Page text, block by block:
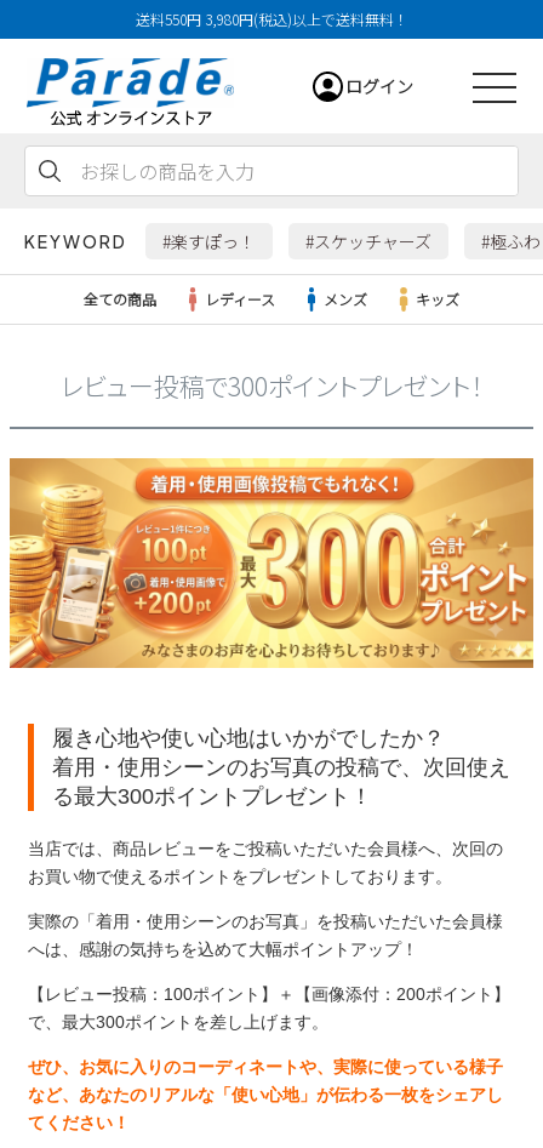
送料550円 3,980円(税込)以上で送料無料！
ログイン
KEYWORD #楽すぽっ！ #スケッチャーズ #極ふ
レディース
すべての商品
サンダル
レインシューズ
パンプス
スニーカー
ローファー
カジュアルシューズ
ワークシューズ
ウェア
Parade
メンズ
すべての商品
サンダル
スニーカー
ローファー
カジュアルシューズ
ワークシューズ
ブーツ
ウェア
キッズ
すべての商品
レインシューズ
スニーカー
フォーマル
ブーツ
Parade
NEW
すべての商品
レディース新入荷
メンズ新入荷
キッズ新入荷
SALE
すべての商品
レディースSALE
メンズSALE
キッズSALE
バッグ
すべての商品
リュック
ボディバッグ
ハンドバッグ
雑貨
すべての商品
雑貨
詳細検索
店舗一覧
ご利用ガイド
全ての商品 レディース メンズ キッズ
レビュー投稿で300ポイントプレゼント！
履き心地や使い心地はいかがでしたか？
着用・使用シーンのお写真の投稿で、次回使え
る最大300ポイントプレゼント！
当店では、商品レビューをご投稿いただいた会員様へ、次回の
お買い物で使えるポイントをプレゼントしております。
実際の「着用・使用シーンのお写真」を投稿いただいた会員様
へは、感謝の気持ちを込めて大幅ポイントアップ！
【レビュー投稿：100ポイント】＋【画像添付：200ポイント】
で、最大300ポイントを差し上げます。
ぜひ、お気に入りのコーディネートや、実際に使っている様子
など、あなたのリアルな「使い心地」が伝わる一枚をシェアし
てください！